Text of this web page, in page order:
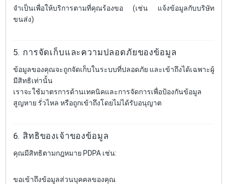
จำเป็นเพื่อให้บริการตามที่คุณร้องขอ (เช่น แจ้งข้อมูลกับบริษัท
ขนส่ง)
5. การจัดเก็บและความปลอดภัยของข้อมูล
ข้อมูลของคุณจะถูกจัดเก็บในระบบที่ปลอดภัย และเข้าถึงได้เฉพาะผู้
มีสิทธิเท่านั้น
เราจะใช้มาตรการด้านเทคนิคและการจัดการเพื่อป้องกันข้อมูล
สูญหาย รั่วไหล หรือถูกเข้าถึงโดยไม่ได้รับอนุญาต
6. สิทธิของเจ้าของข้อมูล
คุณมีสิทธิตามกฎหมาย PDPA เช่น:
ขอเข้าถึงข้อมูลส่วนบุคคลของคุณ